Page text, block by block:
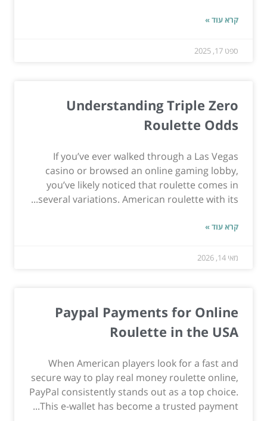
קרא עוד »
ספט 17, 2025
Understanding Triple Zero
Roulette Odds
If you’ve ever walked through a Las Vegas
casino or browsed an online gaming lobby,
you’ve likely noticed that roulette comes in
several variations. American roulette with its...
קרא עוד »
מאי 14, 2026
Paypal Payments for Online
Roulette in the USA
When American players look for a fast and
secure way to play real money roulette online,
PayPal consistently stands out as a top choice.
This e-wallet has become a trusted payment...